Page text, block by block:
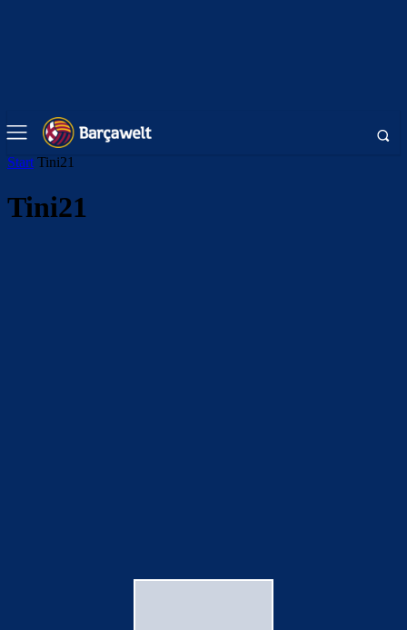
Start Tini21
Tini21